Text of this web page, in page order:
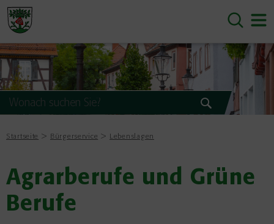
Startseite Bürgerservice Lebenslagen
Agrarberufe und Grüne
Berufe